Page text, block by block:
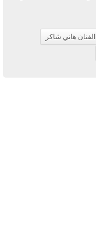
الفنان هاني شاكر